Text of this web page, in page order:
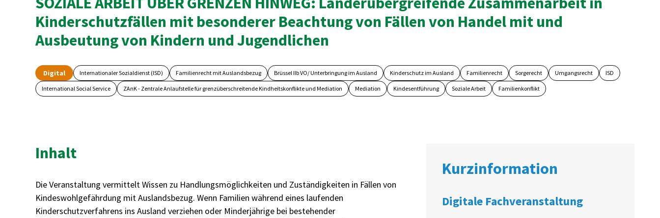
Kinderschutzfällen mit besonderer Beachtung von Fällen von Handel mit und
Ausbeutung von Kindern und Jugendlichen
Digital Internationaler Sozialdienst (ISD) Familienrecht mit Auslandsbezug Brüssel IIb VO/ Unterbringung im Ausland Kinderschutz im Ausland Familienrecht Sorgerecht Umgangsrecht ISD
International Social Service ZAnK - Zentrale Anlaufstelle für grenzüberschreitende Kindheitskonflikte und Mediation Mediation Kindesentführung Soziale Arbeit Familienkonflikt
Inhalt
Die Veranstaltung vermittelt Wissen zu Handlungsmöglichkeiten und Zuständigkeiten in Fällen von
Kindeswohlgefährdung mit Auslandsbezug. Wenn Familien während eines laufenden
Kinderschutzverfahrens ins Ausland verziehen oder Minderjährige bei bestehender
Kurzinformation
Digitale Fachveranstaltung